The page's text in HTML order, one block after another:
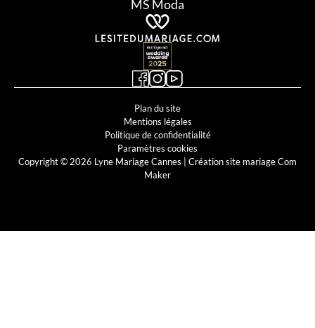
MS Moda
Plan du site
Mentions légales
Politique de confidentialité
Paramètres cookies
Copyright © 2026 Lyne Mariage Cannes | Création site mariage Com
Maker